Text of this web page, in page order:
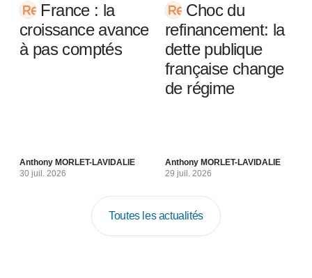
France : la
croissance avance
à pas comptés
Anthony MORLET-LAVIDALIE
30 juil. 2026
Choc du
refinancement: la
dette publique
française change
de régime
Anthony MORLET-LAVIDALIE
29 juil. 2026
Toutes les actualités